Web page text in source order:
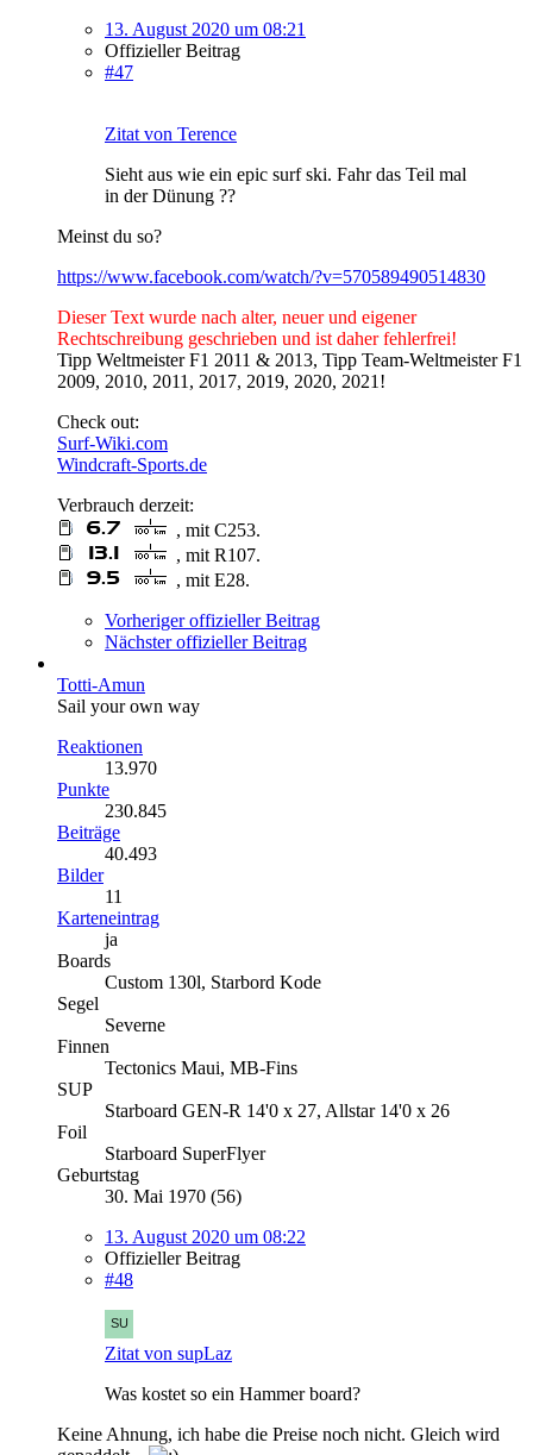
13. August 2020 um 08:21
Offizieller Beitrag
#47
Zitat von Terence
Sieht aus wie ein epic surf ski. Fahr das Teil mal
in der Dünung ??
Meinst du so?
https://www.facebook.com/watch/?v=570589490514830
Dieser Text wurde nach alter, neuer und eigener
Rechtschreibung geschrieben und ist daher fehlerfrei!
Tipp Weltmeister F1 2011 & 2013, Tipp Team-Weltmeister F1
2009, 2010, 2011, 2017, 2019, 2020, 2021!
Check out:
Surf-Wiki.com
Windcraft-Sports.de
Verbrauch derzeit:
, mit C253.
, mit R107.
, mit E28.
Vorheriger offizieller Beitrag
Nächster offizieller Beitrag
Totti-Amun
Sail your own way
Reaktionen
13.970
Punkte
230.845
Beiträge
40.493
Bilder
11
Karteneintrag
ja
Boards
Custom 130l, Starbord Kode
Segel
Severne
Finnen
Tectonics Maui, MB-Fins
SUP
Starboard GEN-R 14'0 x 27, Allstar 14'0 x 26
Foil
Starboard SuperFlyer
Geburtstag
30. Mai 1970 (56)
13. August 2020 um 08:22
Offizieller Beitrag
#48
Zitat von supLaz
Was kostet so ein Hammer board?
Keine Ahnung, ich habe die Preise noch nicht. Gleich wird